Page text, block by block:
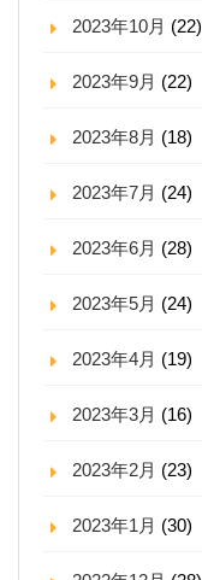
2023年10月 (22)
2023年9月 (22)
2023年8月 (18)
2023年7月 (24)
2023年6月 (28)
2023年5月 (24)
2023年4月 (19)
2023年3月 (16)
2023年2月 (23)
2023年1月 (30)